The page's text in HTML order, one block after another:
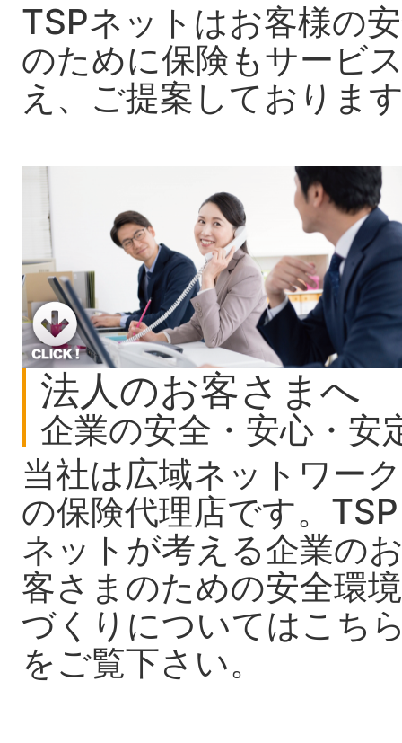
TSPネットはお客様の
のために保険もサービ
え、ご提案しておりま
法人のお客さまへ
企業の安全・安心・安
当社は広域ネットワーク
の保険代理店です。TSP
ネットが考える企業の
客さまのための安全環境
づくりについてはこち
をご覧下さい。